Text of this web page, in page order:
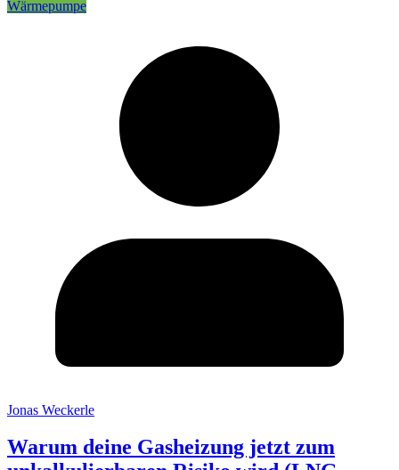
Wärmepumpe
Jonas Weckerle
Warum deine Gasheizung jetzt zum